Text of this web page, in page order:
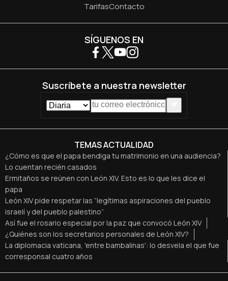
TarifasContacto
TEMAS ACTUALIDAD
¿Cómo es que el papa bendiga tu matrimonio en una audiencia?
Lo cuentan recién casados
Ermitaños se reúnen con León XIV. Esto es lo que les dice el
papa
León XIV pide respetar las “legítimas aspiraciones del pueblo
israelí y del pueblo palestino”
Así fue el rosario especial por la paz que convocó León XIV
¿Quiénes son los secretarios personales de León XIV?
La diplomacia vaticana, 'entre bambalinas': lo desvela el que fue
corresponsal cuatro años
SÍGUENOS EN
Suscríbete a nuestra newsletter